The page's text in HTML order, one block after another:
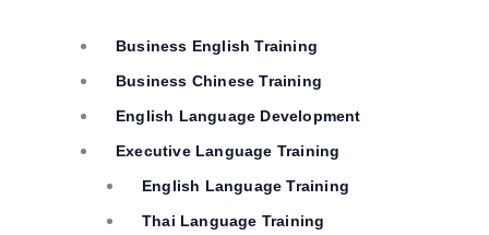
Business English Training
Business Chinese Training
English Language Development
Executive Language Training
English Language Training
Thai Language Training